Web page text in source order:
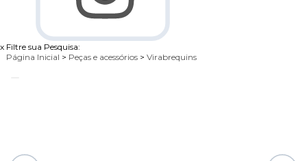
x Filtre sua Pesquisa:
Página Inicial > Peças e acessórios > Virabrequins